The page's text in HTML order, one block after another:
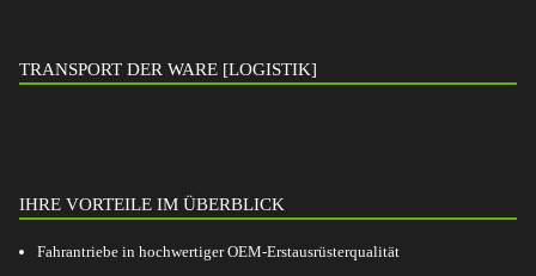
TRANSPORT DER WARE [LOGISTIK]
IHRE VORTEILE IM ÜBERBLICK
Fahrantriebe in hochwertiger OEM-Erstausrüsterqualität